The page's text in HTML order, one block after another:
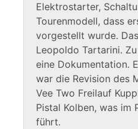
Elektrostarter,
Tourenmodell, dass
vorgestellt wurde.
Leopoldo Tartarini.
eine Dokumentation.
war die Revision des
Vee Two Freilauf
Pistal Kolben, was im
führt.